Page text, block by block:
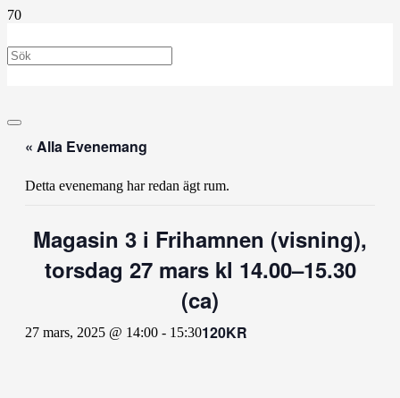
« Alla Evenemang
Detta evenemang har redan ägt rum.
Magasin 3 i Frihamnen (visning),
torsdag 27 mars kl 14.00–15.30
(ca)
27 mars, 2025 @ 14:00 - 15:30120KR